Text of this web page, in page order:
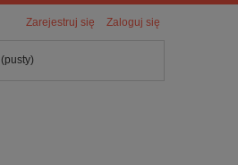
Zarejestruj się Zaloguj się
(pusty)